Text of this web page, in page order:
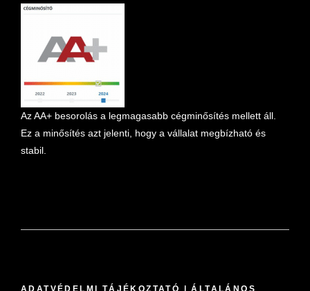
Az AA+ besorolás a legmagasabb cégminősítés mellett áll.
Ez a minősítés azt jelenti, hogy a vállalat megbízható és
stabil.
ADATVÉDELMI TÁJÉKOZTATÓ |ÁLTALÁNOS